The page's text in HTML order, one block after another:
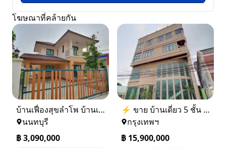
โฆษณาที่คล้ายกัน
บ้านเฟื่องสุขลำโพ บ้านเดี่ยวสร้างใหม่ บางบัวทอง
นนทบุรี
฿3,090,000
⚡ ขาย บ้านเดี่ยว 5 ชั้น ซอย ประชาชื่น 14 ใกล้ BTS
กรุงเทพฯ
฿ 15,900,000